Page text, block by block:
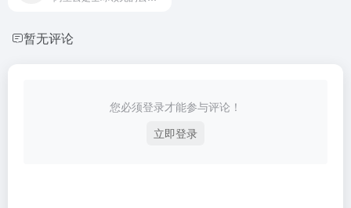
暂无评论
您必须登录才能参与评论！
立即登录